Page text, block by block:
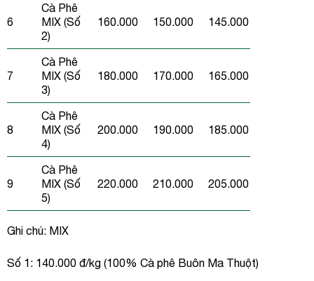
6
Cà Phê
MIX (Số
2)
160.000 150.000 145.000
7
Cà Phê
MIX (Số
3)
180.000 170.000 165.000
8
Cà Phê
MIX (Số
4)
200.000 190.000 185.000
9
Cà Phê
MIX (Số
5)
220.000 210.000 205.000
Ghi chú: MIX
Số 1: 140.000 đ/kg (100% Cà phê Buôn Ma Thuột)